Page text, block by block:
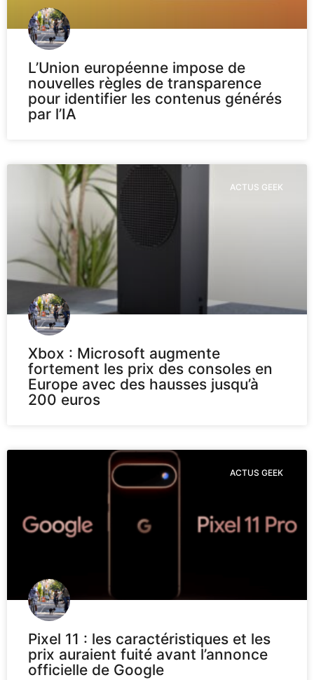
L’Union européenne impose de
nouvelles règles de transparence
pour identifier les contenus générés
par l’IA
ACTUS GEEK
Xbox : Microsoft augmente
fortement les prix des consoles en
Europe avec des hausses jusqu’à
200 euros
ACTUS GEEK
Pixel 11 : les caractéristiques et les
prix auraient fuité avant l’annonce
officielle de Google